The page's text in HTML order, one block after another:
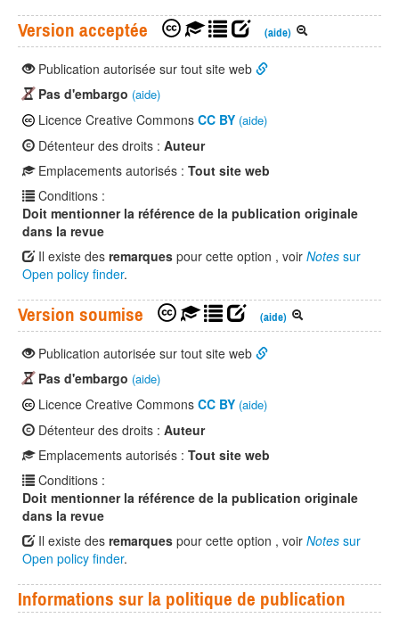
Version acceptée (aide)
Publication autorisée sur tout site web
Pas d'embargo (aide)
Licence Creative Commons CC BY (aide)
Détenteur des droits : Auteur
Emplacements autorisés : Tout site web
Conditions :
Doit mentionner la référence de la publication originale
dans la revue
Il existe des remarques pour cette option , voir Notes sur
Open policy finder.
Version soumise (aide)
Publication autorisée sur tout site web
Pas d'embargo (aide)
Licence Creative Commons CC BY (aide)
Détenteur des droits : Auteur
Emplacements autorisés : Tout site web
Conditions :
Doit mentionner la référence de la publication originale
dans la revue
Il existe des remarques pour cette option , voir Notes sur
Open policy finder.
Informations sur la politique de publication